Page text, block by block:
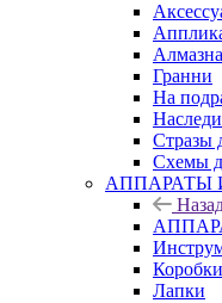
Гранни
На
Стразы
Схемы
АППАРАТЫ
Лапки